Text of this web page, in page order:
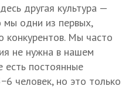
другая культура —
одни из первых,
конкурентов. Мы часто
не нужна в нашем
есть постоянные
человек, но это только